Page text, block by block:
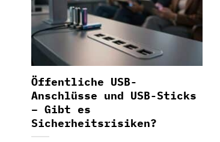
Öffentliche USB-
Anschlüsse und USB-Sticks
– Gibt es
Sicherheitsrisiken?